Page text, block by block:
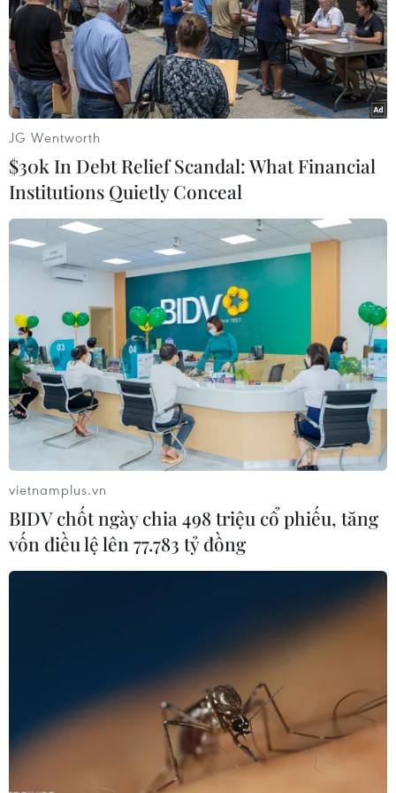
Giá vàng thế giới chấm dứt ba phiên giảm
giá liên tiếp
16/11/2016 02:25
Trong phiên giao dịch ngày 15/11, giá vàng thế giới đi
lên, chấm dứt ba phiên giảm giá liên tiếp, trước sự thiếu
chắc chắn về các chính sách kinh tế của Tổng thống
đắc cử Donald Trump.
Giá vàng trong nước vẫn tiếp tục tăng
theo đà của thế giới
JG Wentworth
$30k In Debt Relief Scandal: What Financial
Institutions Quietly Conceal
vietnamplus.vn
BIDV chốt ngày chia 498 triệu cổ phiếu, tăng
vốn điều lệ lên 77.783 tỷ đồng